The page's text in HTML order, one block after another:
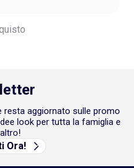
resta aggiornato sulle promo
look per tutta la famiglia e
Ora!